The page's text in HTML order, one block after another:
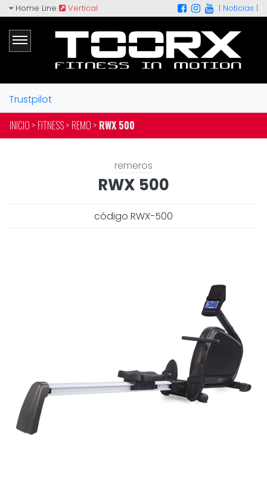
Home Line Vertical | Noticias |
Trustpilot
INICIO > FITNESS > REMO > RWX 500
remeros
RWX 500
código RWX-500